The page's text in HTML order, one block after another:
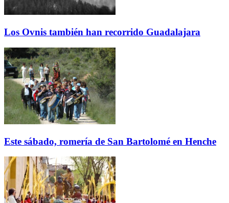
Los Ovnis también han recorrido Guadalajara
Este sábado, romería de San Bartolomé en Henche